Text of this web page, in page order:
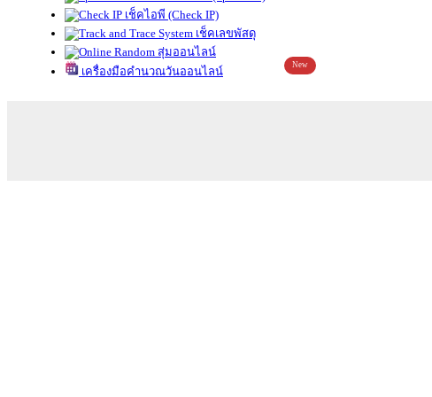
เช็คไอพี (Check IP)
เช็คเลขพัสดุ
สุ่มออนไลน์
เครื่องมือคำนวณวันออนไลน์
New